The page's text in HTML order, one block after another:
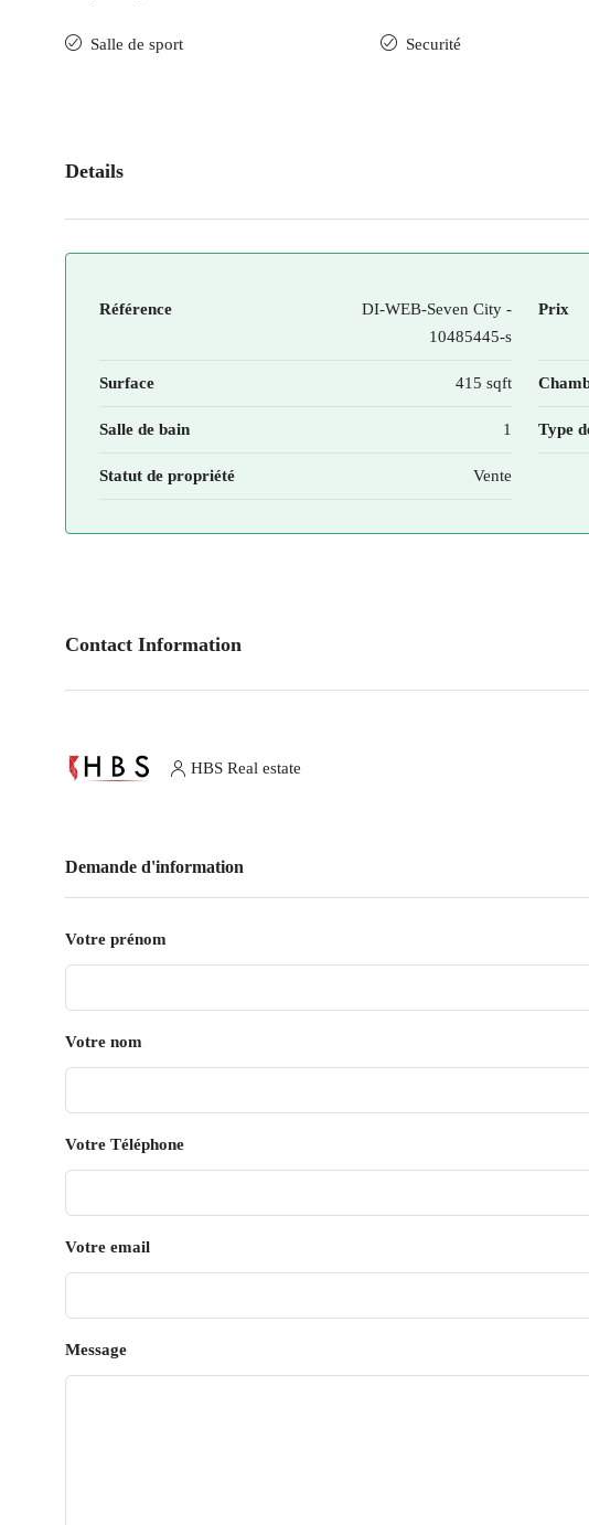
Salle de sport Securité
Details
Référence
DI-WEB-Seven City -
10485445-s
Prix
Surface 415 sqft
Salle de bain 1 Type
Statut de propriété Vente
Contact Information
HBS Real estate
Demande d'information
Votre prénom
Votre nom
Votre Téléphone
Votre email
Message